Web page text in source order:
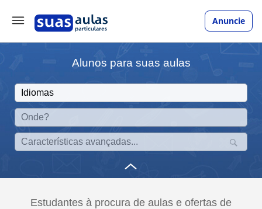
Anuncie
Alunos para suas aulas
Estudantes à procura de aulas e ofertas de